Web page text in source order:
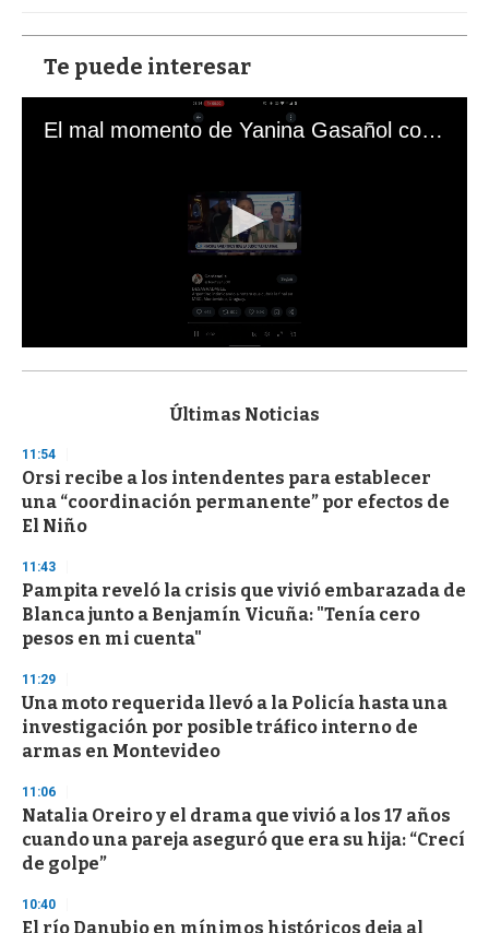
Te puede interesar
El mal momento de Yanina Gasañol con un hincha argentino en "Subrayado"
s
d
s
o
f
3
s
e
c
o
n
d
Últimas Noticias
11:54
Orsi recibe a los intendentes para establecer
una “coordinación permanente” por efectos de
El Niño
11:43
Pampita reveló la crisis que vivió embarazada de
Blanca junto a Benjamín Vicuña: "Tenía cero
pesos en mi cuenta"
11:29
Una moto requerida llevó a la Policía hasta una
investigación por posible tráfico interno de
armas en Montevideo
11:06
Natalia Oreiro y el drama que vivió a los 17 años
cuando una pareja aseguró que era su hija: “Crecí
de golpe”
10:40
El río Danubio en mínimos históricos deja al